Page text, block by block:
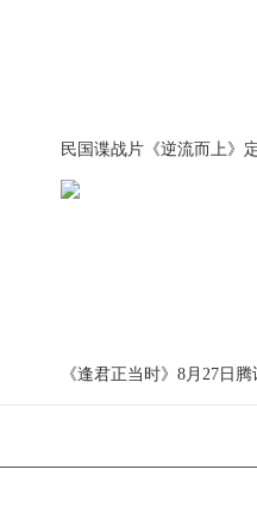
民国谍战片《逆流而上》
《逢君正当时》8月27日